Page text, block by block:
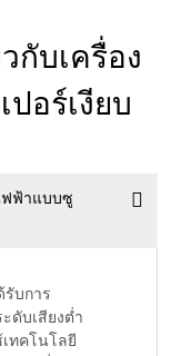
กับเครื่อง
อร์เงียบ
ฟฟ้าแบบซู
รับการ
ดับเสียงต่ำ
เทคโนโลยี